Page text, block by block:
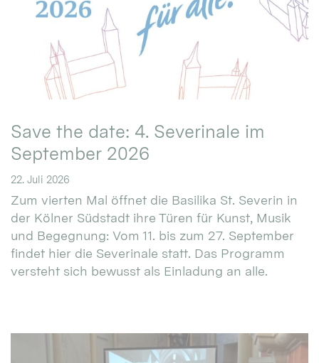
Save the date: 4. Severinale im
September 2026
22. Juli 2026
Zum vierten Mal öffnet die Basilika St. Severin in
der Kölner Südstadt ihre Türen für Kunst, Musik
und Begegnung: Vom 11. bis zum 27. September
findet hier die Severinale statt. Das Programm
versteht sich bewusst als Einladung an alle.